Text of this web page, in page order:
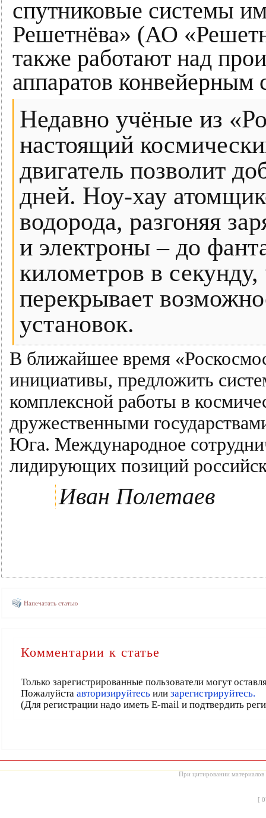
спутниковые системы
Решетнёва» (АО
также работают над
аппаратов конвейерным
Недавно учёные из
настоящий
двигатель позволит
дней. Ноу-хау
водорода, разгоняя
и электроны – до
километров в
перекрывает
установок.
В ближайшее время
инициативы, предложить
комплексной работы в
дружественными
Юга. Международное
лидирующих позиций
Иван Полетаев
Напечатать статью
Комментарии к статье
Только зарегистрированные пользователи могут
Пожалуйста авторизируйтесьили зарегистрируйтесь.
(Для регистрации надо иметь E-mail и подтвердить
При цитировании материалов
[